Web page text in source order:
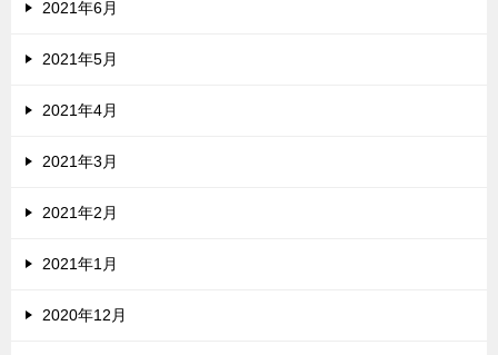
2021年6月
2021年5月
2021年4月
2021年3月
2021年2月
2021年1月
2020年12月